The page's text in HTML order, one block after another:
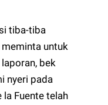
tiba-tiba
untuk
bek
nyeri pada
la Fuente telah